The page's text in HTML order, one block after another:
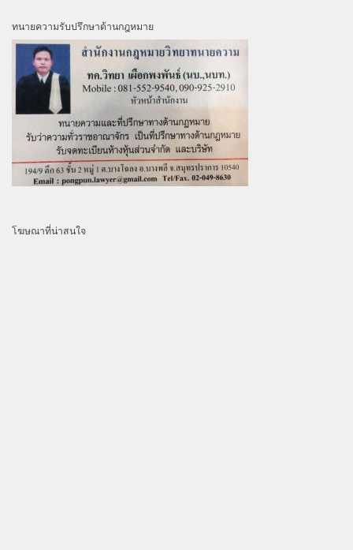
ทนายความรับปรึกษาด้านกฎหมาย
โฆษณาที่น่าสนใจ